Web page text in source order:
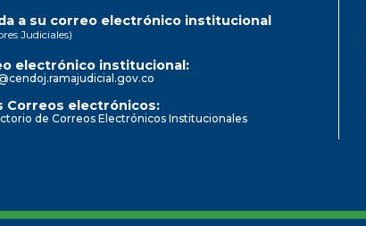
a su correo electrónico institucional
Judiciales)
electrónico institucional:
Correos electrónicos:
de Correos Electrónicos Institucionales